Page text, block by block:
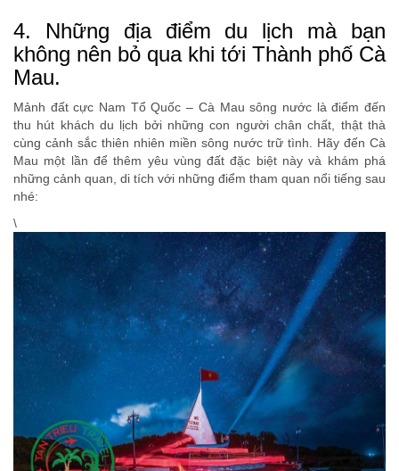
4. Những địa điểm du lịch mà bạn
không nên bỏ qua khi tới Thành phố Cà
Mau.
Mảnh đất cực Nam Tổ Quốc – Cà Mau sông nước là điểm đến
thu hút khách du lịch bởi những con người chân chất, thật thà
cùng cảnh sắc thiên nhiên miền sông nước trữ tình. Hãy đến Cà
Mau một lần để thêm yêu vùng đất đặc biệt này và khám phá
những cảnh quan, di tích với những điểm tham quan nổi tiếng sau
nhé:
\